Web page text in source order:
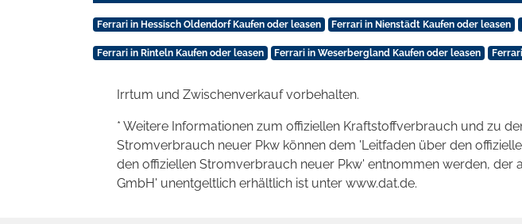
Ferrari in Hessisch Oldendorf Kaufen oder leasen Ferrari in Nienstädt Kaufen oder leasen
Ferrari in Rinteln Kaufen oder leasen Ferrari in Weserbergland Kaufen oder leasen
Irrtum und Zwischenverkauf vorbehalten.
* Weitere Informationen zum offiziellen Kraftstoffverbrauch und zu
Stromverbrauch neuer Pkw können dem 'Leitfaden über den
den offiziellen Stromverbrauch neuer Pkw' entnommen werden,
GmbH' unentgeltlich erhältlich ist unter www.dat.de.